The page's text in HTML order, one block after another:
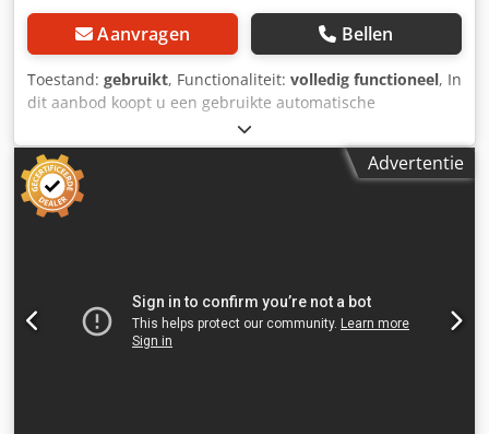
Aanvragen Bellen
Toestand: gebruikt, Functionaliteit: volledig functioneel, In
dit aanbod koopt u een gebruikte automatische
lamineermachine "Lami Revo-T14" Verkocht product: 1 x
Lami Revo-T14 Staat: Dit betreft een gebruikt apparaat dat
gebruikssporen kan vertonen (kleine krassen of
verkleuring). Het apparaat is getest op werking. Een
testafdruk is op de foto te zien. Verpakking en verzending:
op aanvraag! Chedpfxexb A N Uo Abtea Voor verzending of
afhaling wordt een functioneringstest op video voor u
vastgelegd. Voor meer informatie kunt u uiteraard ook
Advertentie